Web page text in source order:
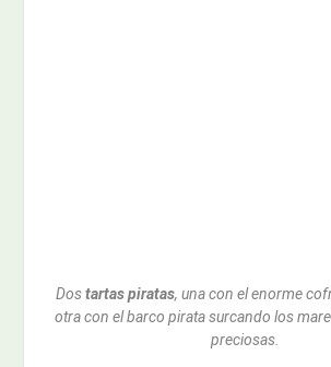
Dostartas piratas, una con el enorme
otra con el barco pirata surcando los
preciosas.